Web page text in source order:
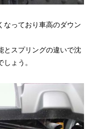
なっており車高のダウン
とスプリングの違いで沈
ょう。